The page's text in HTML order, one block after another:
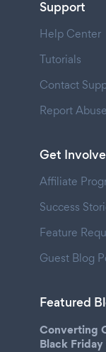
Support
Help Center
Tutorials
Contact
Report Abuse
Get
Affiliate
Success
Feature
Guest Blog
Featured
Converting
Black